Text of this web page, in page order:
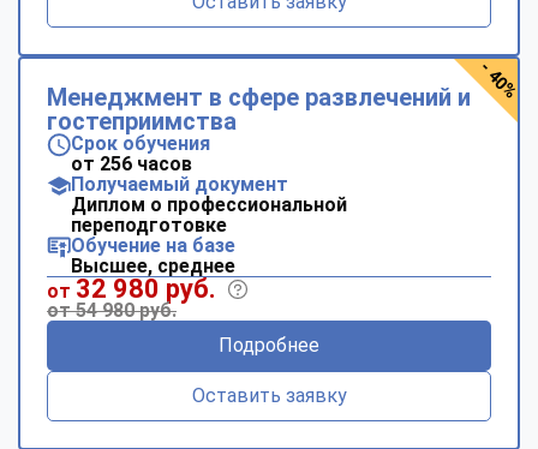
Менеджмент в сфере развлечений и
гостеприимства
Срок обучения
от 256 часов
Получаемый документ
Диплом о профессиональной
переподготовке
Обучение на базе
Высшее, среднее
от 32 980 руб.
от 54 980 руб.
Подробнее
Оставить заявку
- 40%